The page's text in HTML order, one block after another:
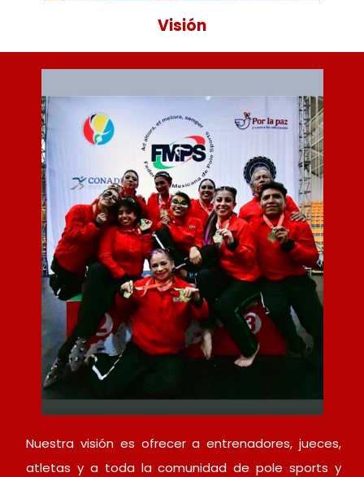
Visión
Nuestra visión es ofrecer a entrenadores, jueces,
atletas y a toda la comunidad de pole sports y